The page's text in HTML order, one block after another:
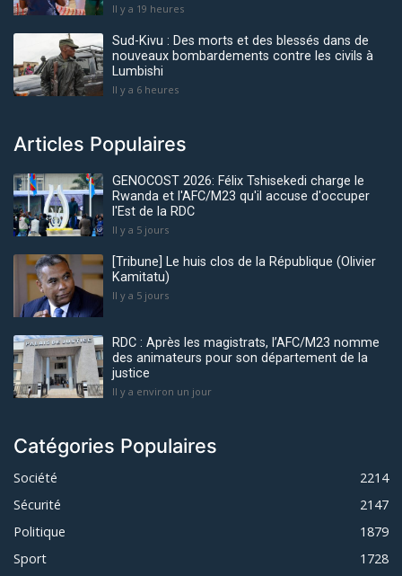
Il y a 19 heures
Sud-Kivu : Des morts et des blessés dans de
nouveaux bombardements contre les civils à
Lumbishi
Il y a 6 heures
Articles Populaires
GENOCOST 2026: Félix Tshisekedi charge le
Rwanda et l'AFC/M23 qu'il accuse d'occuper
l'Est de la RDC
Il y a 5 jours
[Tribune] Le huis clos de la République (Olivier
Kamitatu)
Il y a 5 jours
RDC : Après les magistrats, l’AFC/M23 nomme
des animateurs pour son département de la
justice
Il y a environ un jour
Catégories Populaires
Société
2214
Sécurité
2147
Politique
1879
Sport
1728